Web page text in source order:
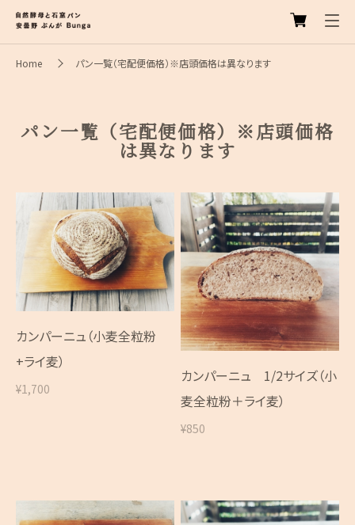
Home パン一覧（宅配便価格）※店頭価格は異なります
パン一覧（宅配便価格）※店頭価格
は異なります
カンパーニュ（小麦全粒粉
+ライ麦）
¥1,700
カンパーニュ 1/2サイズ（小
麦全粒粉＋ライ麦）
¥850